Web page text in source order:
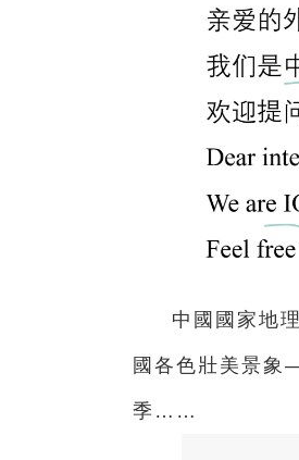
中國國家地
國各色壯美景象
季……